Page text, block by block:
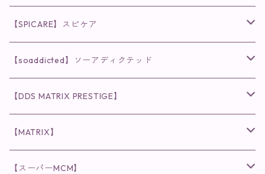
◉AQUA VENUS
クレンジング・洗顔
化粧水
◉VI PLANTE
リキッド
ディフェンサー
◉ナチュリスティーアクレス
クレンジング
洗顔
◉インナーケア
食品
◉cocochia
【SPICARE】スピケア
◉V3シリーズ
ファンデーション・ベース
クレンジング・洗顔
◉V3 VSPIC C Line
クレンジング・洗顔
化粧水
◉スピケアシリーズ
◉V.O.Sシリーズ
【soaddicted】ソーアディクテッド
ラッシュアディクト
まつ毛用美容液
眉毛用美容液
リップアディクト
唇用美容液
ヘアアディクト
【DDS MATRIX PRESTIGE】
スキンケアシリーズ
美容液
【MATRIX】
スキンケアシリーズ
【スーパーMCM】